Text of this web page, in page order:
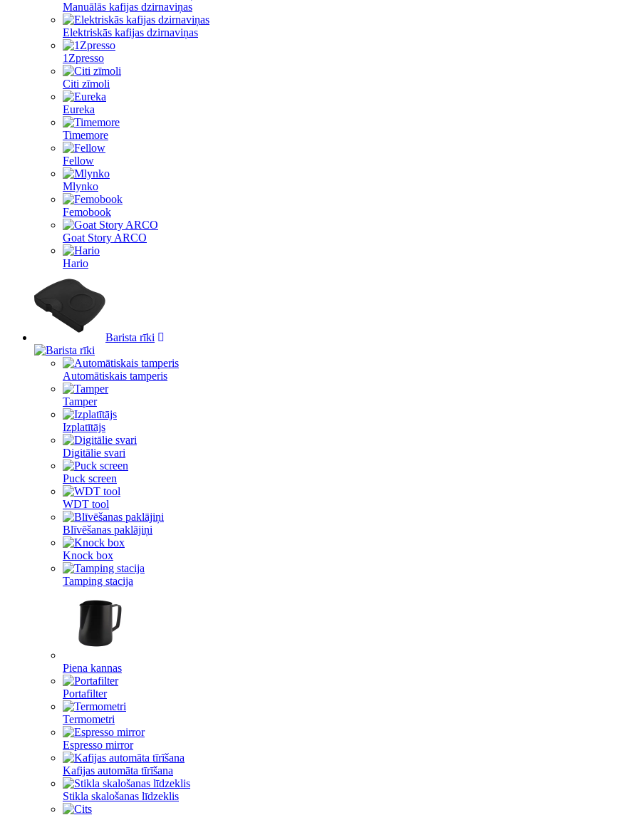
Manuālās kafijas dzirnaviņas
Elektriskās kafijas dzirnaviņas
1Zpresso
Citi zīmoli
Eureka
Timemore
Fellow
Mlynko
Femobook
Goat Story ARCO
Hario
Barista rīki
Automātiskais tamperis
Tamper
Izplatītājs
Digitālie svari
Puck screen
WDT tool
Blīvēšanas paklājiņi
Knock box
Tamping stacija
Piena kannas
Portafilter
Termometri
Espresso mirror
Kafijas automāta tīrīšana
Stikla skalošanas līdzeklis